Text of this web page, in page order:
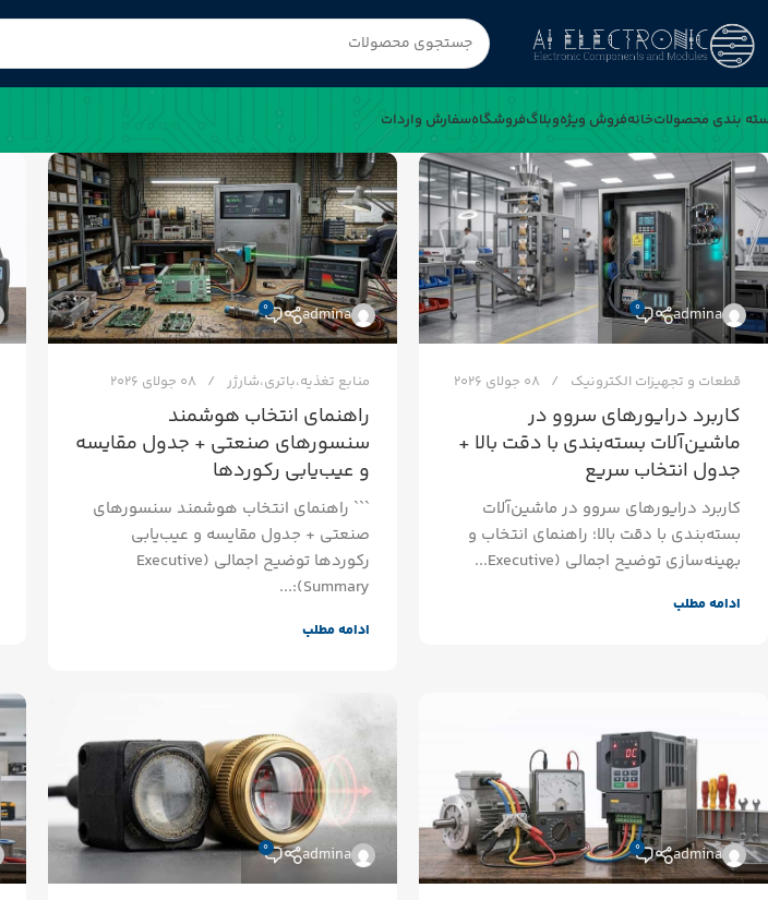
بندی محصولاتخانهفروش ویژهوبلاگفروشگاهسفارش واردات
admina
0
قطعات و تجهیزات الکترونیک 08 جولای 2026
کاربرد درایورهای سروو در
ماشین‌آلات بسته‌بندی با دقت بالا +
جدول انتخاب سریع
کاربرد درایورهای سروو در ماشین‌آلات
بسته‌بندی با دقت بالا؛ راهنمای انتخاب و
بهینه‌سازی توضیح اجمالی (Executive...
ادامه مطلب
admina
0
منابع تغذیه،باتری،شارژر 08 جولای 2026
راهنمای انتخاب هوشمند
سنسورهای صنعتی + جدول مقایسه
و عیب‌یابی رکوردها
``` راهنمای انتخاب هوشمند سنسورهای
صنعتی + جدول مقایسه و عیب‌یابی
رکوردها توضیح اجمالی (Executive
Summary):...
ادامه مطلب
admina
0
admina
0